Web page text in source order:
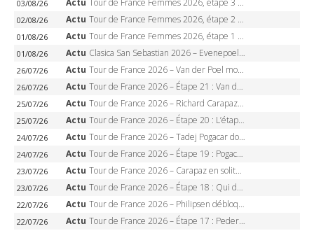
03/08/26 Actu Tour de France Femmes 2026, étape 3 – Sigrid Haugset en solitaire, 88 km d’échappée, maillot jaune
02/08/26 Actu Tour de France Femmes 2026, étape 2 – Lorena Wiebes doublé à Genève, Markus héroïque, 7e record
01/08/26 Actu Tour de France Femmes 2026, étape 1 – Lorena Wiebes intouchable à Lausanne, premier maillot jaune
01/08/26 Actu Clasica San Sebastian 2026 – Evenepoel recordman, 4e victoire, Carapaz battu au sprint
26/07/26 Actu Tour de France 2026 – Van der Poel monumental à Paris, Pogacar égale le record des cinq sacres
26/07/26 Actu Tour de France 2026 – Étape 21 : Van der Poel, Pogacar, qui succédera à Wout van Aert sur les Champs-Elysées ?
25/07/26 Actu Tour de France 2026 – Richard Carapaz roi des Alpes, doublé et maillot à pois, Seixas perd le podium
25/07/26 Actu Tour de France 2026 – Étape 20 : L’étape reine, Galibier, Sarenne, Alpe d’Huez, qui succédera à Pogacar ?
24/07/26 Actu Tour de France 2026 – Tadej Pogacar dompte l’Alpe d’Huez, 5e victoire, record de Pantani pulvérisé
24/07/26 Actu Tour de France 2026 – Étape 19 : Pogacar peut-il enfin dompter l’Alpe d’Huez ?
23/07/26 Actu Tour de France 2026 – Carapaz en solitaire à Orcières-Merlette, Paret-Peintre à un point du maillot à pois
23/07/26 Actu Tour de France 2026 – Étape 18 : Qui domptera Orcières-Merlette, première marche vers l’Alpe d’Huez ?
22/07/26 Actu Tour de France 2026 – Philipsen débloque son compteur à Voiron, Pedersen en danger pour le maillot vert
22/07/26 Actu Tour de France 2026 – Étape 17 : Pedersen peut-il verrouiller le maillot vert à Voiron ?